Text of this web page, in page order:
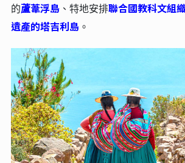
的蘆葦浮島、特地安排聯合國教科文組
遺產的塔吉利島。